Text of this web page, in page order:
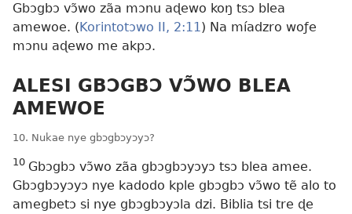
Gbɔgbɔ vɔ̃wo zãa mɔnu aɖewo koŋ tsɔ blea
amewoe. (Korintotɔwo II, 2:11) Na míadzro woƒe
mɔnu aɖewo me akpɔ.
ALESI GBƆGBƆ VƆ̃WO BLEA
AMEWOE
10. Nukae nye gbɔgbɔyɔyɔ?
10 Gbɔgbɔ vɔ̃wo zãa gbɔgbɔyɔyɔ tsɔ blea amee.
Gbɔgbɔyɔyɔ nye kadodo kple gbɔgbɔ vɔ̃wo tẽ alo to
amegbetɔ si nye gbɔgbɔyɔla dzi. Biblia tsi tre ɖe